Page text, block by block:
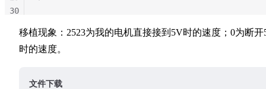
30
移植现象：2523为我的电机直接接到5V时的速度；0为断开
时的速度。
文件下载